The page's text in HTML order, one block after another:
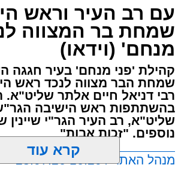
עם רב העיר וראש
שמחת בר המצווה
מנחם' (וידאו)
קהילת 'פני מנחם' בעיר חגגה
שמחת הבר מצווה לנכד ראש
רבי דניאל חיים אלתר
בהשתתפות ראש הישיבה
שליט"א, רב העיר הגר"י שיינין
נוספים. "זכות אבות"
מנהל האתר / 16:20 28.07.26
קרא עוד